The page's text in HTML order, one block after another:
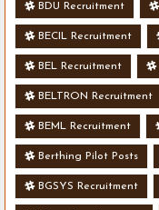
BDU Recruitment
BECIL Recruitment
BEL Recruitment
BELTRON Recruitment
BEML Recruitment
Berthing Pilot Posts
BGSYS Recruitment